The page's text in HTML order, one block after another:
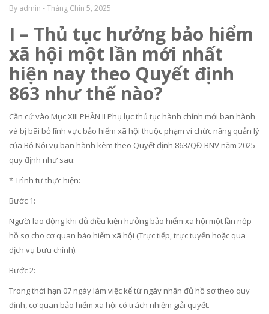
By admin - Tháng Chín 5, 2025
I – Thủ tục hưởng bảo hiểm
xã hội một lần mới nhất
hiện nay theo Quyết định
863 như thế nào?
Căn cứ vào Mục XIII PHẦN II Phụ lục thủ tục hành chính mới ban hành
và bị bãi bỏ lĩnh vực bảo hiểm xã hội thuộc phạm vi chức năng quản lý
của Bộ Nội vụ ban hành kèm theo Quyết định 863/QĐ-BNV năm 2025
quy định như sau:
* Trình tự thực hiện:
Bước 1:
Người lao động khi đủ điều kiện hưởng bảo hiểm xã hội một lần nộp
hồ sơ cho cơ quan bảo hiểm xã hội (Trực tiếp, trực tuyến hoặc qua
dịch vụ bưu chính).
Bước 2:
Trong thời hạn 07 ngày làm việc kể từ ngày nhận đủ hồ sơ theo quy
định, cơ quan bảo hiểm xã hội có trách nhiệm giải quyết.